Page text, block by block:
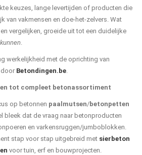
keuzes, lange levertijden of producten die
van vakmensen en doe-het-zelvers. Wat
vergelijken, groeide uit tot een duidelijke
.
werkelijkheid met de oprichting van
Betondingen.be.
tot compleet betonassortiment
op betonnen paalmutsen/betonpetten
bleek dat de vraag naar betonproducten
en varkensruggen/jumboblokken.
stap voor stap uitgebreid met sierbeton
voor tuin, erf en bouwprojecten.